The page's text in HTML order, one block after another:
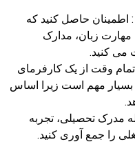
: اطمینان حاصل کنید که
مهارت زبان، مدارک
می کنید.
وقت از یک کارفرمای
بسیار مهم است زیرا اساس
مدرک تحصیلی، تجربه
را جمع آوری کنید.